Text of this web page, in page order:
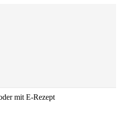
mit E-Rezept